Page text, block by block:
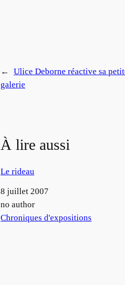
←
Ulice Deborne réactive sa
galerie
À lire aussi
Le rideau
Date
8 juillet 2007
Auteur
no author
Par rapport à
Chroniques d'expositions